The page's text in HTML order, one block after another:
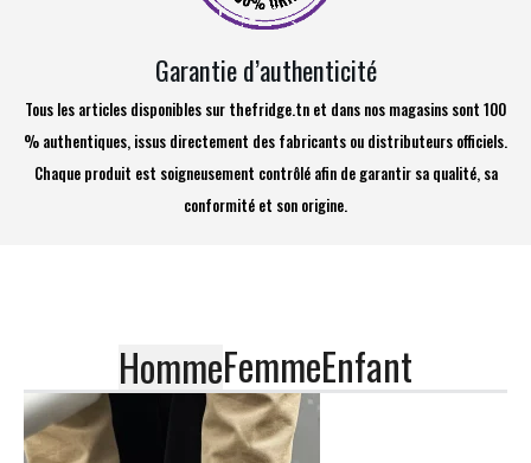
Garantie d’authenticité
Tous les articles disponibles sur thefridge.tn et dans nos magasins sont 100
% authentiques, issus directement des fabricants ou distributeurs officiels.
Chaque produit est soigneusement contrôlé afin de garantir sa qualité, sa
conformité et son origine.
HommeFemmeEnfant